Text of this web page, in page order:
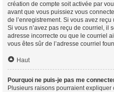
création de compte soit activée par
avant que vous puissiez vous
de l’enregistrement. Si vous avez
Si vous n’avez pas reçu de courriel, il
adresse incorrecte ou que le courriel
vous êtes sûr de l’adresse courriel
Haut
Pourquoi ne puis-je pas me
Plusieurs raisons pourraient